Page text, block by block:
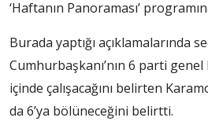
‘Haftanın Panoraması’
Burada yaptığı açıklamalarında
Cumhurbaşkanı’nın 6 parti
içinde çalışacağını belirten
da 6’ya bölüneceğini belirtti.